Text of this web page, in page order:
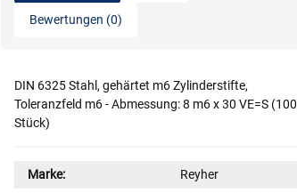
Bewertungen (0)
DIN 6325 Stahl, gehärtet m6 Zylinderstifte,
Toleranzfeld m6 - Abmessung: 8 m6 x 30 VE=S (100
Stück)
Marke:
Reyher